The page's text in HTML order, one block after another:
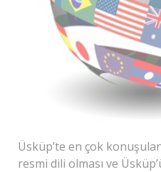
Üsküp’te en çok
resmi dili olması ve